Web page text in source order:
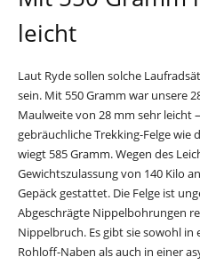
leicht
Laut Ryde sollen solche
sein. Mit 550 Gramm war unsere
Maulweite von 28 mm sehr leicht
gebräuchliche Trekking-Felge wie
wiegt 585 Gramm. Wegen des
Gewichtszulassung von 140 Kilo
Gepäck gestattet. Die Felge ist
Abgeschrägte Nippelbohrungen
Nippelbruch. Es gibt sie sowohl
Rohloff-Naben als auch in einer